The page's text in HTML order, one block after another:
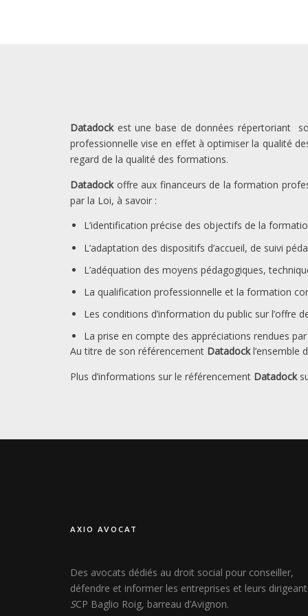
Datadockest une base de données répertoriant
professionnelle vise en effet à optimiser la qualité
regard de la qualité des formations.
Datadockoffre aux financeurs de la formation
par la Loi, à savoir :
L’identification précise des objectifs de la
L’adaptation des dispositifs d’accueil, de suivi
L’adéquation des moyens pédagogiques,
La qualification professionnelle et la formation
Les conditions d’information du public sur l’offre
La prise en compte des appréciations rendues
Au titre de son référencement Datadockl’ensemble
Plus d’informations sur le référencement Datadock
AXIO AVOCAT
Des avocats dédiés au droit social pour conseiller,
défendre et informer les entreprises et leurs
SCP Baglio Roig, barreau d’Avignon.